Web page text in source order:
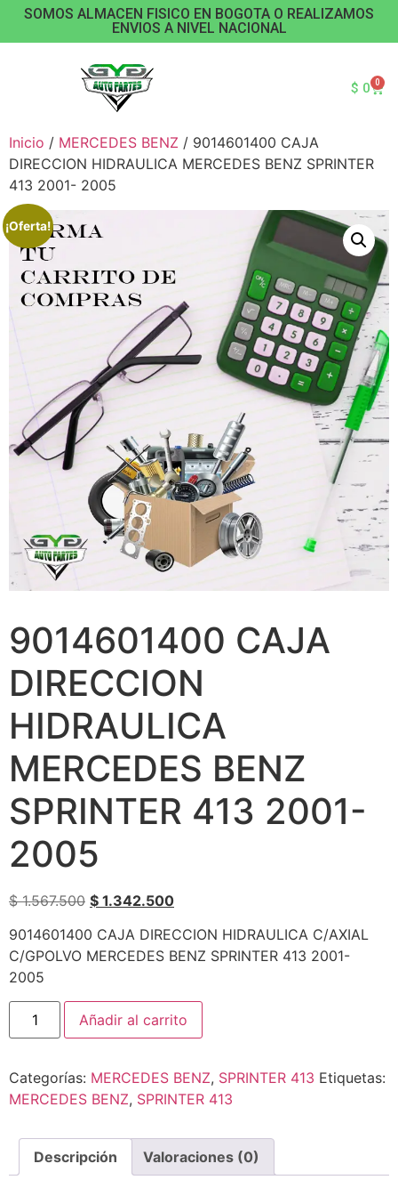
SOMOS ALMACEN FISICO EN BOGOTA O REALIZAMOS
ENVIOS A NIVEL NACIONAL
$ 0 0
Inicio / MERCEDES BENZ / 9014601400 CAJA
DIRECCION HIDRAULICA MERCEDES BENZ SPRINTER
413 2001- 2005
¡Oferta!
9014601400 CAJA
DIRECCION
HIDRAULICA
MERCEDES BENZ
SPRINTER 413 2001-
2005
$1.567.500 $ 1.342.500
9014601400 CAJA DIRECCION HIDRAULICA C/AXIAL
C/GPOLVO MERCEDES BENZ SPRINTER 413 2001-
2005
Añadir al carrito
Categorías: MERCEDES BENZ, SPRINTER 413 Etiquetas:
MERCEDES BENZ, SPRINTER 413
Descripción Valoraciones (0)